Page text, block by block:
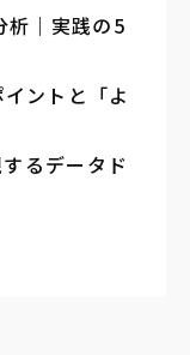
析｜実践の5
ントと「よ
るデータド